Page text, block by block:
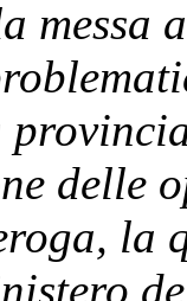
messa
delle
la